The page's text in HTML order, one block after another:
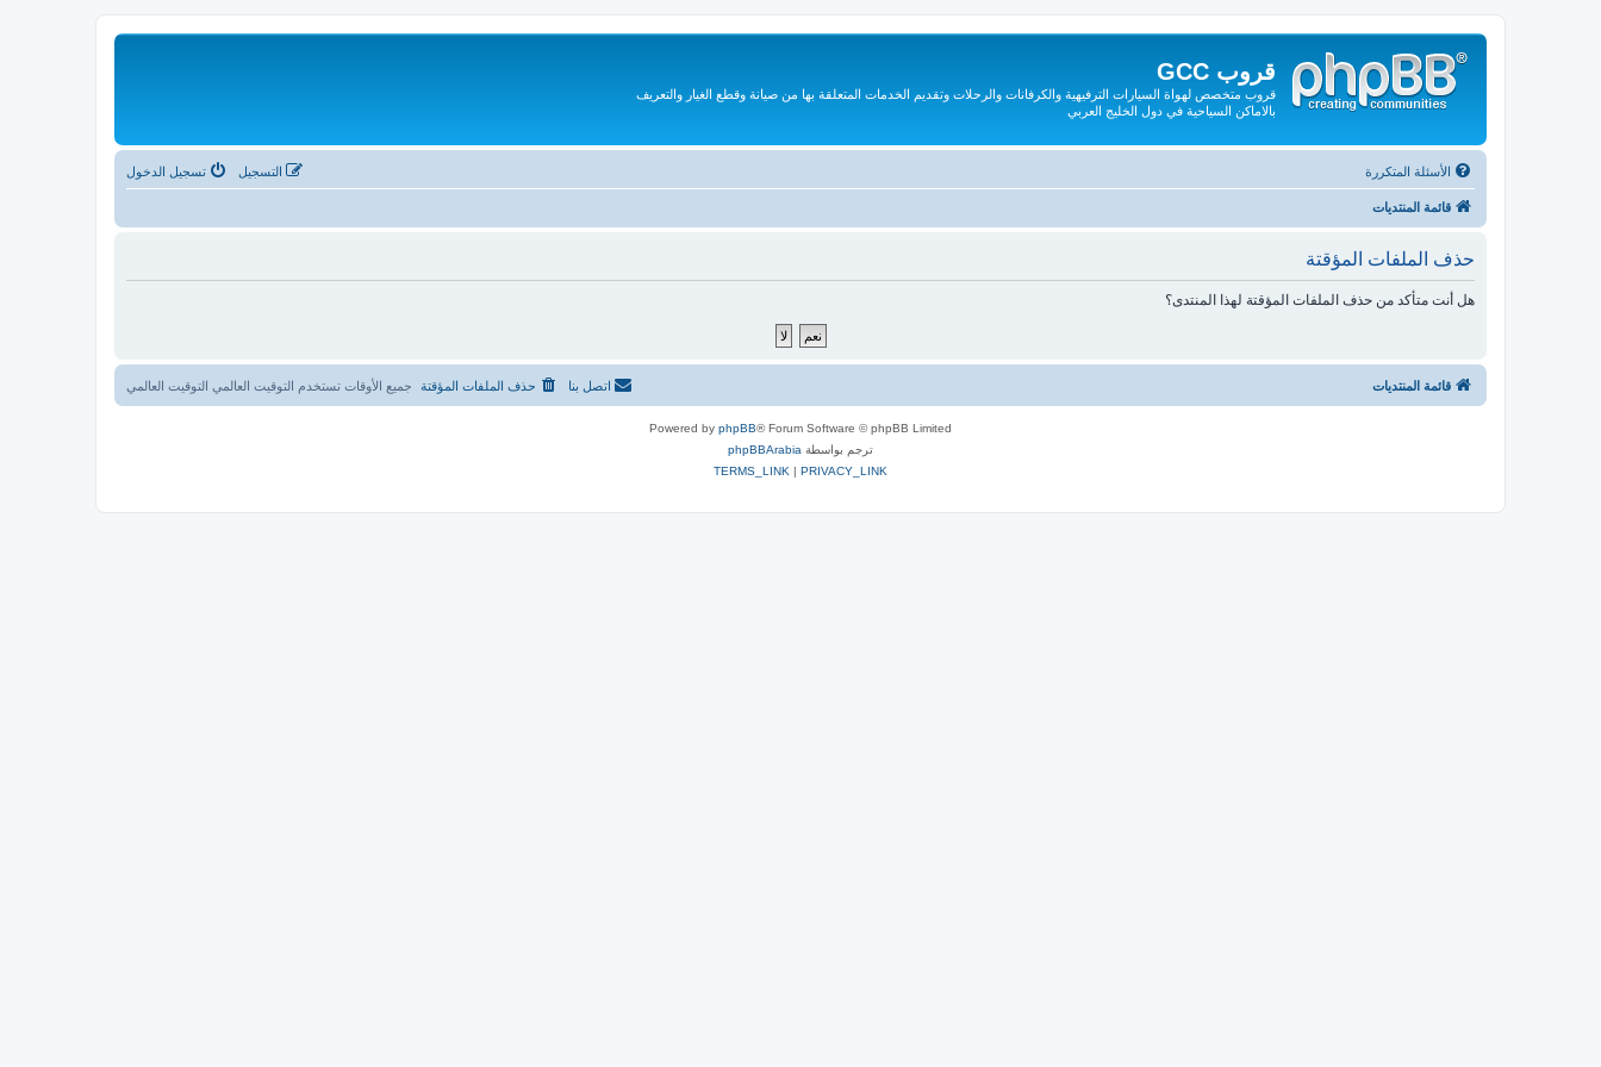
قروب GCC
قروب متخصص لهواة السيارات الترفيهية والكرفانات والرحلات وتقديم الخدمات المتعلقة بها من صيانة وقطع الغيار والتعريف
بالاماكن السياحية في دول الخليج العربي
الأسئلة المتكررة تسجيل الدخول التسجيل
قائمة المنتديات
حذف الملفات المؤقتة
هل أنت متأكد من حذف الملفات المؤقتة لهذا المنتدى؟
قائمة المنتديات جميع الأوقات تستخدم التوقيت العالمي التوقيت العالمي حذف الملفات المؤقتة اتصل بنا
Powered by phpBB® Forum Software © phpBB Limited
ترجم بواسطة phpBBArabia
PRIVACY_LINK
|
TERMS_LINK